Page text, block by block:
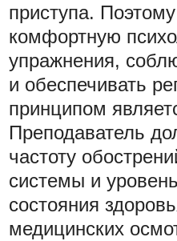
приступа.
комфортную
упражнения,
и обеспечивать
принципом
Преподаватель
частоту
системы и
состояния
медицинских